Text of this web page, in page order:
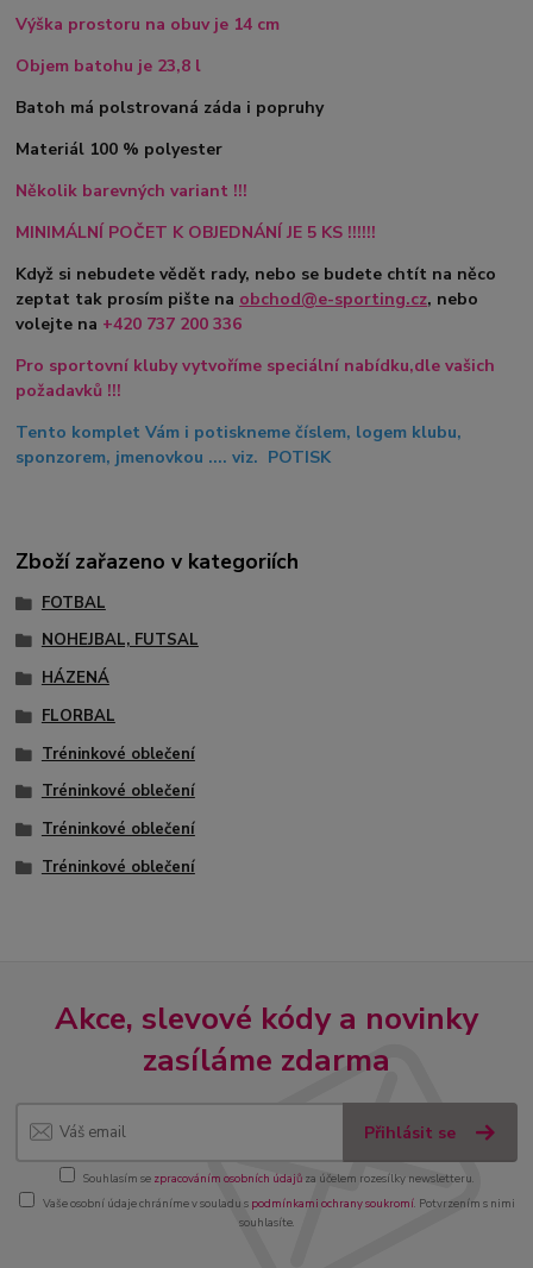
Výška prostoru na obuv je 14 cm
Objem batohu je 23,8 l
Batoh má polstrovaná záda i popruhy
Materiál 100 % polyester
Několik barevných variant !!!
MINIMÁLNÍ POČET K OBJEDNÁNÍ JE 5 KS !!!!!!
Když si nebudete vědět rady, nebo se budete chtít na něco
zeptat tak prosím pište na obchod@e-sporting.cz, nebo
volejte na +420 737 200 336
Pro sportovní kluby vytvoříme speciální nabídku,dle vašich
požadavků !!!
Tento komplet Vám i potiskneme číslem, logem klubu,
sponzorem, jmenovkou .... viz. POTISK
Zboží zařazeno v kategoriích
FOTBAL
NOHEJBAL, FUTSAL
HÁZENÁ
FLORBAL
Tréninkové oblečení
Tréninkové oblečení
Tréninkové oblečení
Tréninkové oblečení
Akce, slevové kódy a novinky
zasíláme zdarma
Přihlásit se
Souhlasím se zpracováním osobních údajůza účelem rozesílky newsletteru.
Vaše osobní údaje chráníme v souladu s podmínkami ochrany soukromí. Potvrzením s nimi
souhlasíte.